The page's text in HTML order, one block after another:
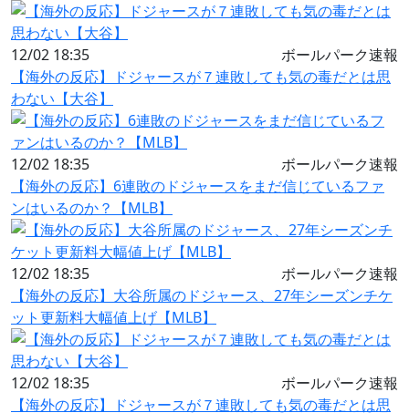
12/02 18:35
ボールパーク速報
【海外の反応】ドジャースが７連敗しても気の毒だとは思
わない【大谷】
12/02 18:35
ボールパーク速報
【海外の反応】6連敗のドジャースをまだ信じているファ
ンはいるのか？【MLB】
12/02 18:35
ボールパーク速報
【海外の反応】大谷所属のドジャース、27年シーズンチケ
ット更新料大幅値上げ【MLB】
12/02 18:35
ボールパーク速報
【海外の反応】ドジャースが７連敗しても気の毒だとは思